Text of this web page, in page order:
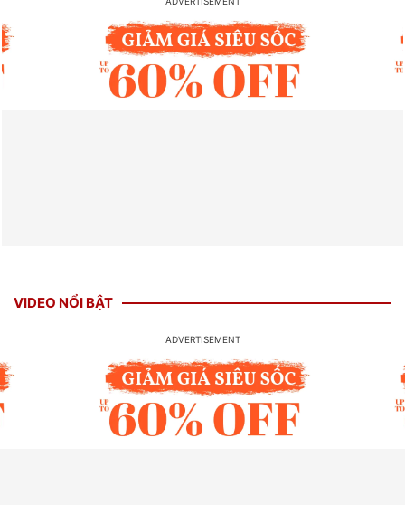
VIDEO NỔI BẬT